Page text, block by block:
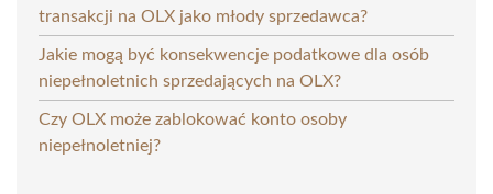
transakcji na OLX jako młody sprzedawca?
Jakie mogą być konsekwencje podatkowe dla osób
niepełnoletnich sprzedających na OLX?
Czy OLX może zablokować konto osoby
niepełnoletniej?